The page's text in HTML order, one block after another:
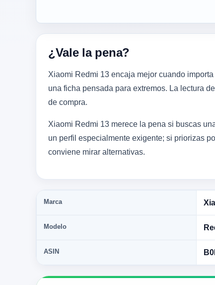
¿Vale la pena?
Xiaomi Redmi 13 encaja mejor cuando
una ficha pensada para extremos. La lectura
de compra.
Xiaomi Redmi 13 merece la pena si buscas
un perfil especialmente exigente; si priorizas
conviene mirar alternativas.
Marca
Modelo
ASIN